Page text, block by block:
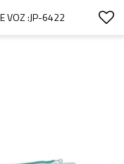
VOZ :JP-6422